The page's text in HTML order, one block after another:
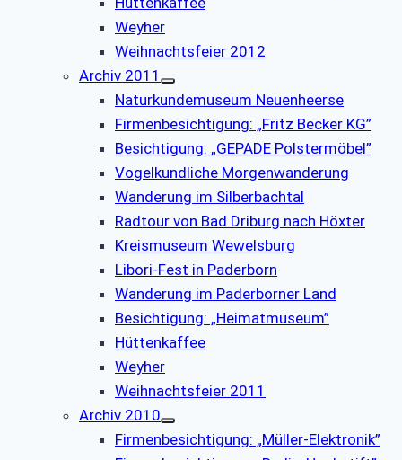
Weyher
Weihnachtsfeier 2012
Archiv 2011
Naturkundemuseum Neuenheerse
Firmenbesichtigung: „Fritz Becker KG”
Besichtigung: „GEPADE Polstermöbel”
Vogelkundliche Morgenwanderung
Wanderung im Silberbachtal
Radtour von Bad Driburg nach Höxter
Kreismuseum Wewelsburg
Libori-Fest in Paderborn
Wanderung im Paderborner Land
Besichtigung: „Heimatmuseum”
Hüttenkaffee
Weyher
Weihnachtsfeier 2011
Archiv 2010
Firmenbesichtigung: „Müller-Elektronik”